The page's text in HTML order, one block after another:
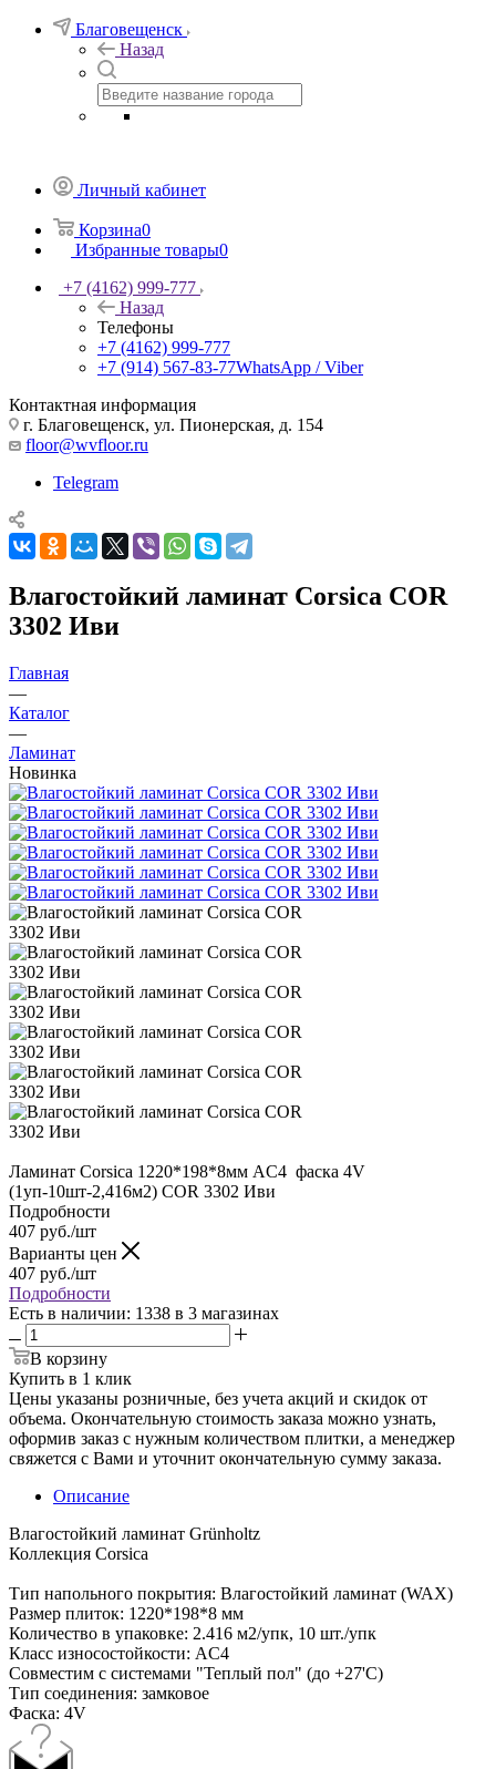
Благовещенск
Назад
Личный кабинет
Корзина0
Избранные товары0
+7 (4162) 999-777
Назад
Телефоны
+7 (4162) 999-777
+7 (914) 567-83-77WhatsApp / Viber
Контактная информация
г. Благовещенск, ул. Пионерская, д. 154
floor@wvfloor.ru
Telegram
Влагостойкий ламинат Corsica COR
3302 Иви
Главная
—
Каталог
—
Ламинат
Новинка
Ламинат Corsica 1220*198*8мм AC4 фаска 4V
(1уп-10шт-2,416м2) COR 3302 Иви
Подробности
407 руб./шт
Варианты цен
407 руб./шт
Подробности
Есть в наличии: 1338 в 3 магазинах
В корзину
Купить в 1 клик
Цены указаны розничные, без учета акций и скидок от
объема. Окончательную стоимость заказа можно узнать,
оформив заказ с нужным количеством плитки, а менеджер
свяжется с Вами и уточнит окончательную сумму заказа.
Описание
Влагостойкий ламинат Grünholtz
Коллекция Corsica
Тип напольного покрытия: Влагостойкий ламинат (WAX)
Размер плиток: 1220*198*8 мм
Количество в упаковке: 2.416 м2/упк, 10 шт./упк
Класс износостойкости: AC4
Совместим с системами "Теплый пол" (до +27'С)
Тип соединения: замковое
Фаска: 4V